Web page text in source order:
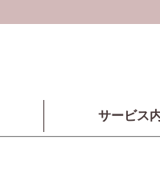
サービス